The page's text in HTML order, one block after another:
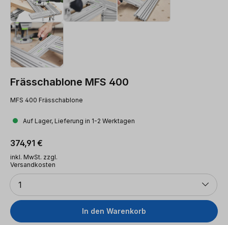
Frässchablone MFS 400
MFS 400 Frässchablone
Auf Lager, Lieferung in 1-2 Werktagen
Regulärer Preis:
374,91 €
inkl. MwSt. zzgl.
Versandkosten
Anzahl
1
In den Warenkorb